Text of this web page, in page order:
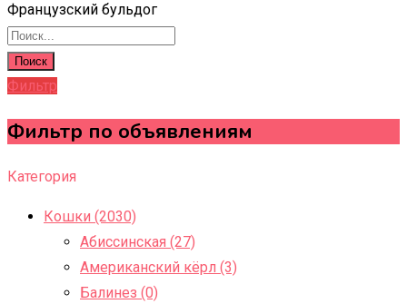
Французский бульдог
Поиск
Фильтр
Фильтр по объявлениям
Категория
Кошки (2030)
Абиссинская (27)
Американский кёрл (3)
Балинез (0)